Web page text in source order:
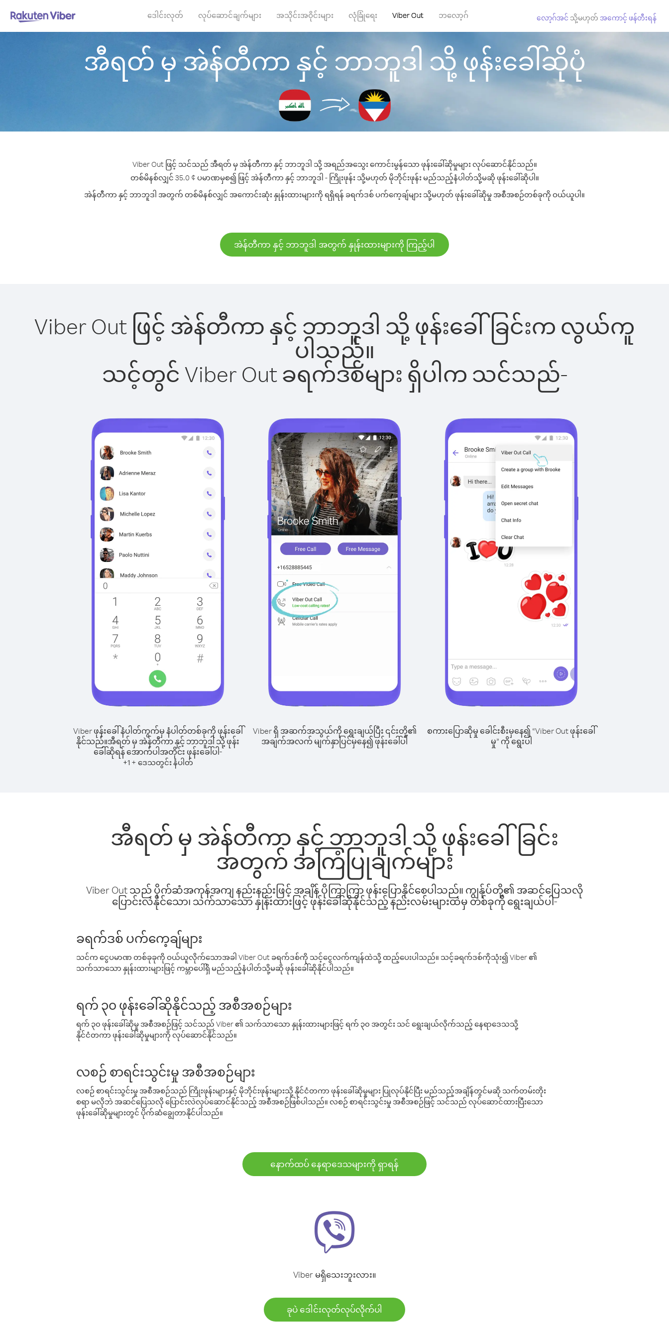
ဒေါင်းလုတ် လုပ်ဆောင်ချက်များ အသိုင်းအဝိုင်းများ လုံခြုံရေး Viber Out ဘလော့ဂ် လော့ဂ်အင် သို့မဟုတ် အကောင့် ဖန်တီးရန်
အီရတ် မှ အဲန်တီကာ နှင့် ဘာဘူဒါ သို့ ဖုန်းခေါ်ဆိုပုံ
Viber Out ဖြင့် သင်သည် အီရတ် မှ အဲန်တီကာ နှင့် ဘာဘူဒါ သို့ အရည်အသွေး ကောင်းမွန်သော ဖုန်းခေါ်ဆိုမှုများ လုပ်ဆောင်နိုင်သည်။
တစ်မိနစ်လျှင် 35.0 ¢ ပမာဏမှစ၍ ဖြင့် အဲန်တီကာ နှင့် ဘာဘူဒါ - ကြိုးဖုန်း သို့မဟုတ် မိုဘိုင်းဖုန်း မည်သည့်နံပါတ်သို့မဆို ဖုန်းခေါ်ဆိုပါ။
အဲန်တီကာ နှင့် ဘာဘူဒါ အတွက် တစ်မိနစ်လျှင် အကောင်းဆုံး နှုန်းထားများကို ရရှိရန် ခရက်ဒစ် ပက်ကေ့ချ်များ သို့မဟုတ် ဖုန်းခေါ်ဆိုမှု အစီအစဉ်တစ်ခုကို ဝယ်ယူပါ။
အဲန်တီကာ နှင့် ဘာဘူဒါ အတွက် နှုန်းထားများကို ကြည့်ပါ
Viber Out ဖြင့် အဲန်တီကာ နှင့် ဘာဘူဒါ သို့ ဖုန်းခေါ်ခြင်းက လွယ်ကူ
ပါသည်။
သင့်တွင် Viber Out ခရက်ဒစ်များ ရှိပါက သင်သည်-
Viber ဖုန်းခေါ်နံပါတ်ကွက်မှ နံပါတ်တစ်ခုကို ဖုန်းခေါ်
နိုင်သည်။အီရတ် မှ အဲန်တီကာ နှင့် ဘာဘူဒါ သို့ ဖုန်း
ခေါ်ဆိုရန် အောက်ပါအတိုင်း ဖုန်းခေါ်ပါ-
+1+ ဒေသတွင်း နံပါတ်
Viber ရှိ အဆက်အသွယ်ကို ရွေးချယ်ပြီး ၎င်းတို့၏
အချက်အလက် မျက်နှာပြင်မှနေ၍ ဖုန်းခေါ်ပါ
စကားပြောဆိုမှု ခေါင်းစီးမှနေ၍ “Viber Out ဖုန်းခေါ်
မှု” ကို ရွေးပါ
အီရတ် မှ အဲန်တီကာ နှင့် ဘာဘူဒါ သို့ ဖုန်းခေါ်ခြင်း
အတွက် အကြံပြုချက်များ
Viber Out သည် ပိုက်ဆံအကုန်အကျ နည်းနည်းဖြင့် အချိန် ပိုကြာကြာ ဖုန်းပြောနိုင်စေပါသည်။ ကျွန်ုပ်တို့၏ အဆင်ပြေသလို
ပြောင်းလဲနိုင်သော၊ သက်သာသော နှုန်းထားဖြင့် ဖုန်းခေါ်ဆိုနိုင်သည့် နည်းလမ်းများထဲမှ တစ်ခုကို ရွေးချယ်ပါ-
ခရက်ဒစ် ပက်ကေ့ချ်များ
သင်က ငွေပမာဏ တစ်ခုခုကို ဝယ်ယူလိုက်သောအခါ Viber Out ခရက်ဒစ်ကို သင့်ငွေလက်ကျန်ထဲသို့ ထည့်ပေးပါသည်။ သင့်ခရက်ဒစ်ကိုသုံး၍ Viber ၏
သက်သာသော နှုန်းထားများဖြင့် ကမ္ဘာပေါ်ရှိ မည်သည့်နံပါတ်သို့မဆို ဖုန်းခေါ်ဆိုနိုင်ပါသည်။
ရက် ၃၀ ဖုန်းခေါ်ဆိုနိုင်သည့် အစီအစဉ်များ
ရက် ၃၀ ဖုန်းခေါ်ဆိုမှု အစီအစဉ်ဖြင့် သင်သည် Viber ၏ သက်သာသော နှုန်းထားများဖြင့် ရက် ၃၀ အတွင်း သင် ရွေးချယ်လိုက်သည့် နေရာဒေသသို့
နိုင်ငံတကာ ဖုန်းခေါ်ဆိုမှုများကို လုပ်ဆောင်နိုင်သည်။
လစဉ် စာရင်းသွင်းမှု အစီအစဉ်များ
လစဉ် စာရင်းသွင်းမှု အစီအစဉ်သည် ကြိုးဖုန်းများနှင့် မိုဘိုင်းဖုန်းများသို့ နိုင်ငံတကာ ဖုန်းခေါ်ဆိုမှုများ ပြုလုပ်နိုင်ပြီး မည်သည့်အချိန်တွင်မဆို သက်တမ်းတိုး
စရာ မလိုဘဲ အဆင်ပြေသလို ပြောင်းလဲလုပ်ဆောင်နိုင်သည့် အစီအစဉ်ဖြစ်ပါသည်။ လစဉ် စာရင်းသွင်းမှု အစီအစဉ်ဖြင့် သင်သည် လုပ်ဆောင်ထားပြီးသော
ဖုန်းခေါ်ဆိုမှုများတွင် ပိုက်ဆံချွေတာနိုင်ပါသည်။
နောက်ထပ် နေရာဒေသများကို ရှာရန်
Viber မရှိသေးဘူးလား။
ခုပဲ ဒေါင်းလုတ်လုပ်လိုက်ပါ